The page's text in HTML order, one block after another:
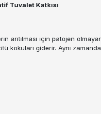
Tuvalet Katkısı
arıtılması için patojen
kokuları giderir. Aynı